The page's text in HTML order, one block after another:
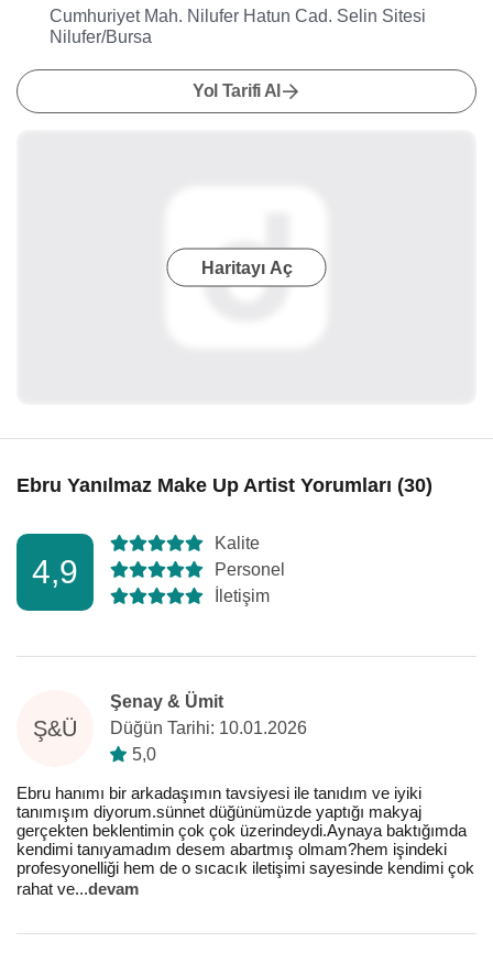
Cumhuriyet Mah. Nilufer Hatun Cad. Selin Sitesi
Nilufer/Bursa
Yol Tarifi Al
Haritayı Aç
Ebru Yanılmaz Make Up Artist Yorumları (30)
4,9
Kalite
Personel
İletişim
Ş&Ü
Şenay & Ümit
Düğün Tarihi: 10.01.2026
5,0
Ebru hanımı bir arkadaşımın tavsiyesi ile tanıdım ve iyiki
tanımışım diyorum.sünnet düğünümüzde yaptığı makyaj
gerçekten beklentimin çok çok üzerindeydi.Aynaya baktığımda
kendimi tanıyamadım desem abartmış olmam?hem işindeki
profesyonelliği hem de o sıcacık iletişimi sayesinde kendimi çok
rahat ve...devam